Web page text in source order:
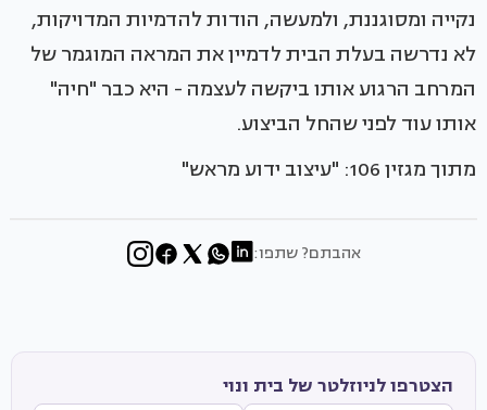
נקייה ומסוגננת, ולמעשה, הודות להדמיות המדויקות,
לא נדרשה בעלת הבית לדמיין את המראה המוגמר של
המרחב הרגוע אותו ביקשה לעצמה - היא כבר "חיה"
אותו עוד לפני שהחל הביצוע.
מתוך מגזין 106: "עיצוב ידוע מראש"
אהבתם? שתפו:
הצטרפו לניוזלטר של בית ונוי